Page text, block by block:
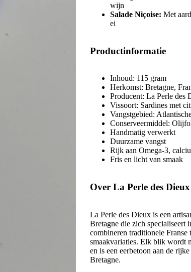
wijn
Salade Niçoise: Met
ei
Productinformatie
Inhoud: 115 gram
Herkomst: Bretagne,
Producent: La Perle des
Vissoort: Sardines met
Vangstgebied:
Conserveermiddel:
Handmatig verwerkt
Duurzame vangst
Rijk aan Omega-3,
Fris en licht van smaak
Over La Perle des Dieux
La Perle des Dieux is een
Bretagne die zich specialiseert
combineren traditionele Franse
smaakvariaties. Elk blik wordt
en is een eerbetoon aan de
Bretagne.